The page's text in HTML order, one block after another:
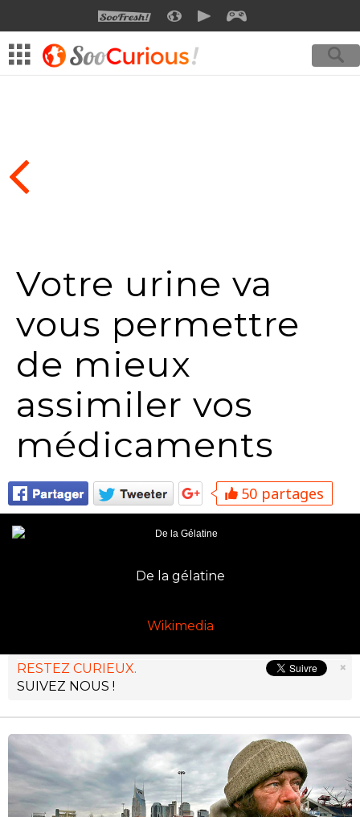
SOOFRESHSOOCURIOUSSOOMOTION
Votre urine va
vous permettre
de mieux
assimiler vos
médicaments
50 partages
De la gélatine
Wikimedia
×
RESTEZ CURIEUX.
SUIVEZ NOUS !